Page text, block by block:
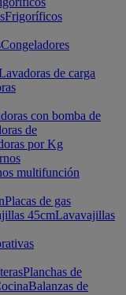
Frigoríficos
Congeladores
de carga
con bomba de
de
por Kg
multifunción
Placas de gas
45cmLavavajillas
Planchas de
Balanzas de